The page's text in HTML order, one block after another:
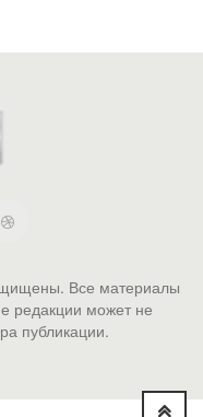
Все материалы
редакции может не
публикации.